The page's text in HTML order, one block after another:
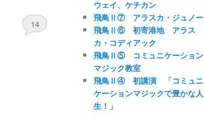
14
ウェイ、ケチカン
飛鳥Ⅱ⑦ アラスカ・ジュノー
飛鳥Ⅱ⑥ 初寄港地 アラス
カ・コディアック
飛鳥Ⅱ⑤ コミュニケーション
マジック教室
飛鳥Ⅱ④ 初講演 「コミュニ
ケーションマジックで豊かな人
生！」